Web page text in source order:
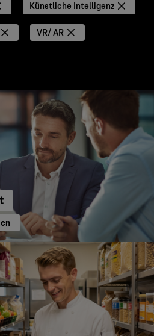
Künstliche Intelligenz
VR/ AR